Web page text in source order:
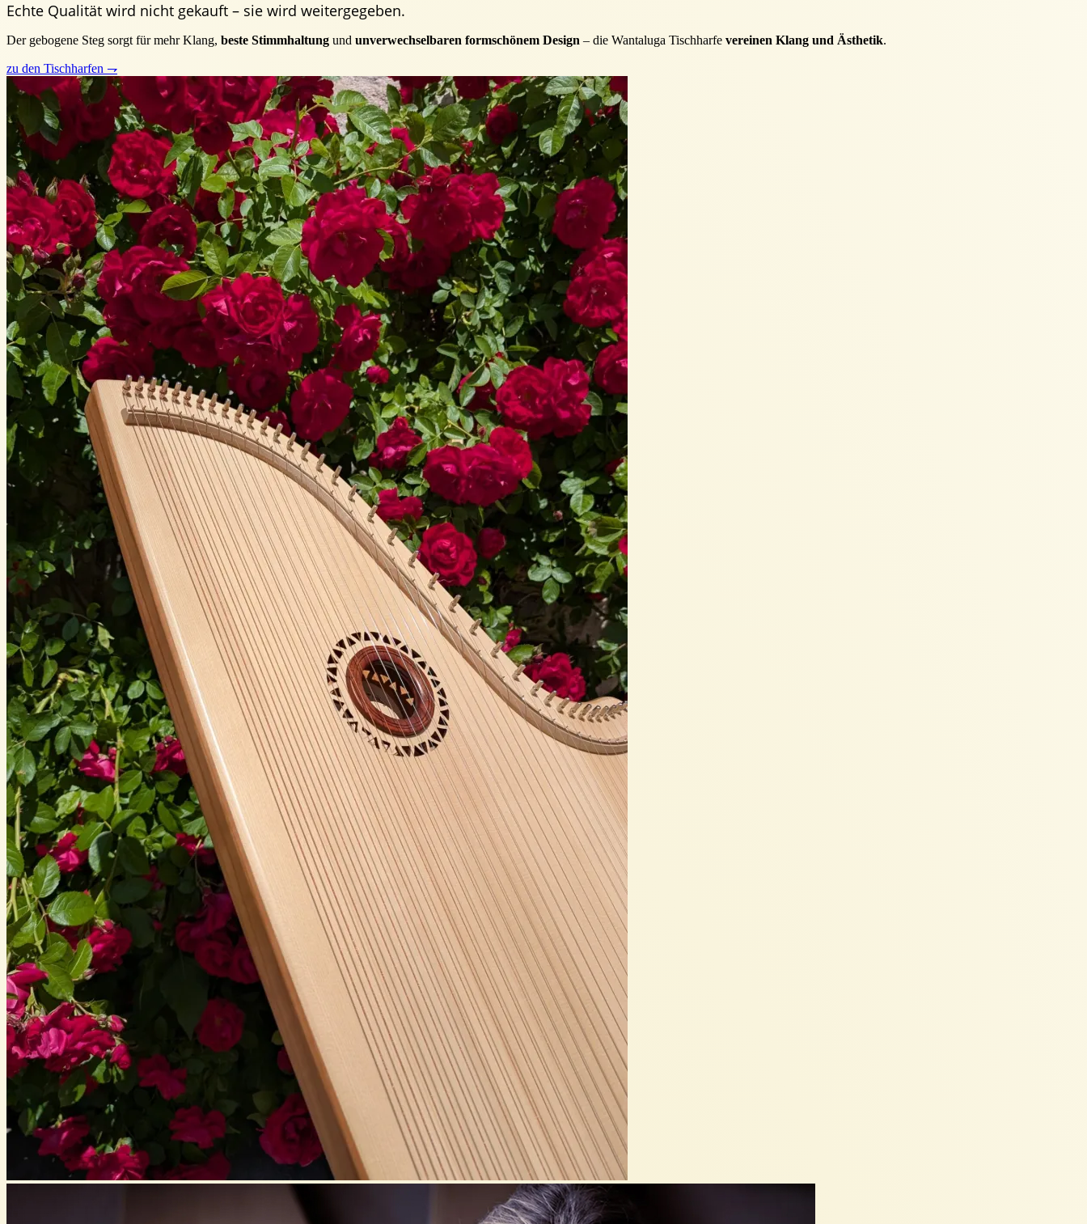
Echte Qualität wird nicht gekauft – sie wird weitergegeben.
Der gebogene Steg sorgt für mehr Klang, beste Stimmhaltung und unverwechselbaren formschönem Design – die Wantaluga Tischharfe vereinen Klang und Ästhetik.
zu den Tischharfen ⇁